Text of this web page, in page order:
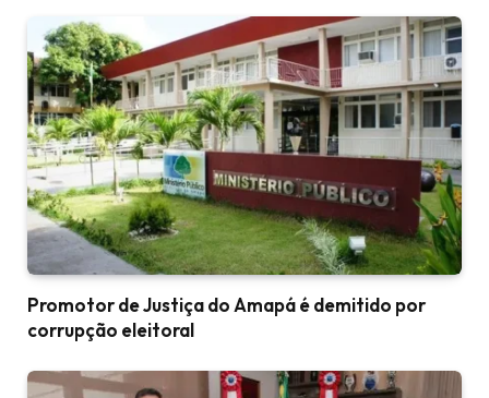
Promotor de Justiça do Amapá é demitido por
corrupção eleitoral